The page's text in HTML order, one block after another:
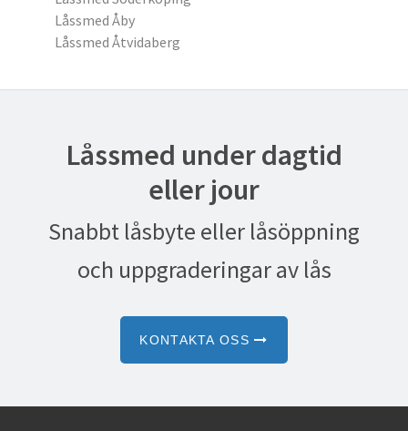
Låssmed Åby
Låssmed Åtvidaberg
Låssmed under dagtid
eller jour
Snabbt låsbyte eller låsöppning
och uppgraderingar av lås
KONTAKTA OSS